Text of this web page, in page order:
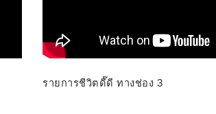
รายการชีวิตดี๊ดี ทางช่อง 3